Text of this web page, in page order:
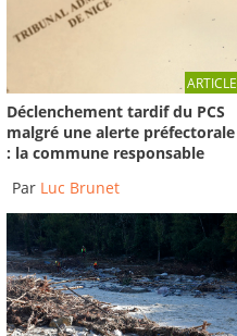
ARTICLE
Déclenchement tardif du PCS
malgré une alerte préfectorale
: la commune responsable
Par Luc Brunet